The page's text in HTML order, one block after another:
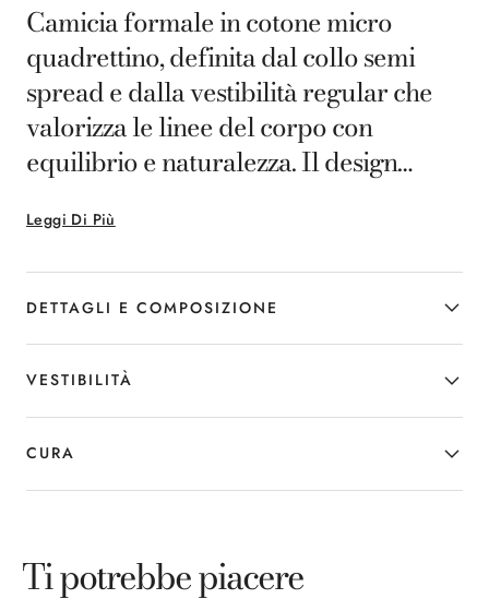
Leggi Di Più
Camicia formale in cotone micro
quadrettino, definita dal collo semi
spread e dalla vestibilità regular che
valorizza le linee del corpo con
equilibrio e naturalezza. Il design
adatta a ogni contesto business. Parte
della selezione Canali Impeccabile,
questo capo è realizzato con un tessuto
di alta qualità particolarmente
performante, che grazie alla sua
capacità di resistere alle pieghe
conferisce un aspetto sempre
DETTAGLI E COMPOSIZIONE
VESTIBILITÀ
CURA
Ti potrebbe piacere